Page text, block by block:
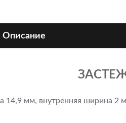
Описание
14,9 мм, внутренняя ширина